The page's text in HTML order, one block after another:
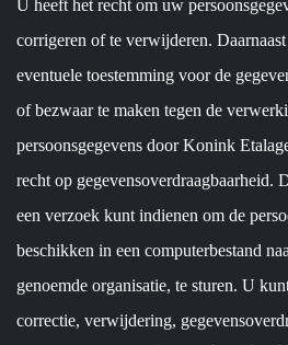
U heeft het recht om uw
corrigeren of te verwijderen.
eventuele toestemming voor de
of bezwaar te maken tegen de
persoonsgegevens door Konink
recht op gegevensoverdraagbaarheid.
een verzoek kunt indienen om de
beschikken in een computerbestand
genoemde organisatie, te sturen. U
correctie, verwijdering,